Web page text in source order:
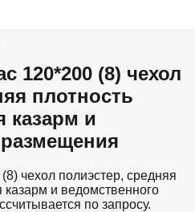
120*200 (8) чехол
плотность
казарм и
чехол полиэстер, средняя
казарм и ведомственного
по запросу.